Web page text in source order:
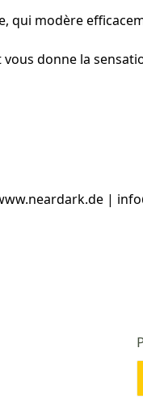
qui modère
donne la
|